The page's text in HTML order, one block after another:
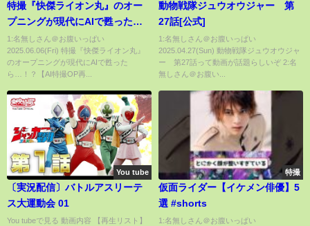
特撮『快傑ライオン丸』のオー
プニングが現代にAIで甦った
ら…！？【AI特撮OP再現】🦁🎥
1:名無しさん＠お腹いっぱい
2025.06.06(Fri) 特撮『快傑ライオン丸』
のオープニングが現代にAIで甦った
ら…！？【AI特撮OP再...
動物戦隊ジュウオウジャー 第
27話[公式]
1:名無しさん＠お腹いっぱい
2025.04.27(Sun) 動物戦隊ジュウオウジャ
ー 第27話って動画が話題らしいぞ 2:名
無しさん＠お腹い...
You tube
〔実況配信〕バトルアスリーテ
ス大運動会 01
You tubeで見る 動画内容 【再生リスト】
特撮
仮面ライダー【イケメン俳優】5
選 #shorts
1:名無しさん＠お腹いっぱい